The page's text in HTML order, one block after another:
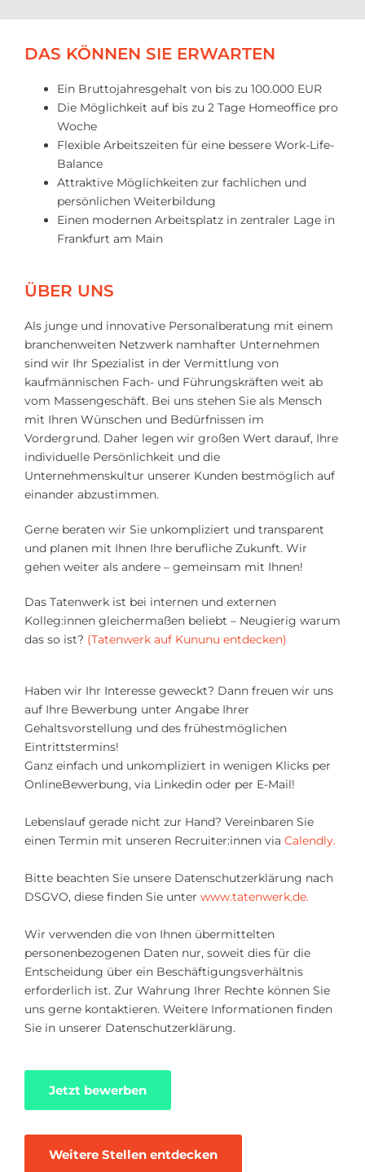
DAS KÖNNEN SIE ERWARTEN
Ein Bruttojahresgehalt von bis zu 100.000 EUR
Die Möglichkeit auf bis zu 2 Tage Homeoffice pro
Woche
Flexible Arbeitszeiten für eine bessere Work-Life-
Balance
Attraktive Möglichkeiten zur fachlichen und
persönlichen Weiterbildung
Einen modernen Arbeitsplatz in zentraler Lage in
Frankfurt am Main
ÜBER UNS
Als junge und innovative Personalberatung mit einem
branchenweiten Netzwerk namhafter Unternehmen
sind wir Ihr Spezialist in der Vermittlung von
kaufmännischen Fach- und Führungskräften weit ab
vom Massengeschäft. Bei uns stehen Sie als Mensch
mit Ihren Wünschen und Bedürfnissen im
Vordergrund. Daher legen wir großen Wert darauf, Ihre
individuelle Persönlichkeit und die
Unternehmenskultur unserer Kunden bestmöglich auf
einander abzustimmen.
Gerne beraten wir Sie unkompliziert und transparent
und planen mit Ihnen Ihre berufliche Zukunft. Wir
gehen weiter als andere – gemeinsam mit Ihnen!
Das Tatenwerk ist bei internen und externen
Kolleg:innen gleichermaßen beliebt – Neugierig warum
das so ist? (Tatenwerk auf Kununu entdecken)
Haben wir Ihr Interesse geweckt? Dann freuen wir uns
auf Ihre Bewerbung unter Angabe Ihrer
Gehaltsvorstellung und des frühestmöglichen
Eintrittstermins!
Ganz einfach und unkompliziert in wenigen Klicks per
OnlineBewerbung, via Linkedin oder per E-Mail!
Lebenslauf gerade nicht zur Hand? Vereinbaren Sie
einen Termin mit unseren Recruiter:innen via Calendly.
Bitte beachten Sie unsere Datenschutzerklärung nach
DSGVO, diese finden Sie unter www.tatenwerk.de.
Wir verwenden die von Ihnen übermittelten
personenbezogenen Daten nur, soweit dies für die
Entscheidung über ein Beschäftigungsverhältnis
erforderlich ist. Zur Wahrung Ihrer Rechte können Sie
uns gerne kontaktieren. Weitere Informationen finden
Sie in unserer Datenschutzerklärung.
Jetzt bewerben
Weitere Stellen entdecken